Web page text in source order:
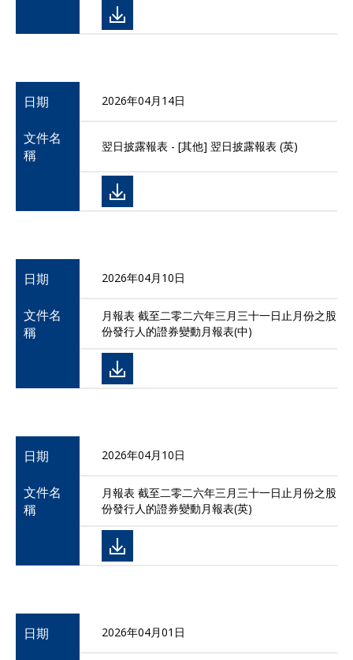
日期 2026年04月14日
文件名
稱
翌日披露報表 - [其他] 翌日披露報表 (英)
日期 2026年04月10日
文件名
稱
月報表 截至二零二六年三月三十一日止月份之股
份發行人的證券變動月報表(中)
日期 2026年04月10日
文件名
稱
月報表 截至二零二六年三月三十一日止月份之股
份發行人的證券變動月報表(英)
日期 2026年04月01日